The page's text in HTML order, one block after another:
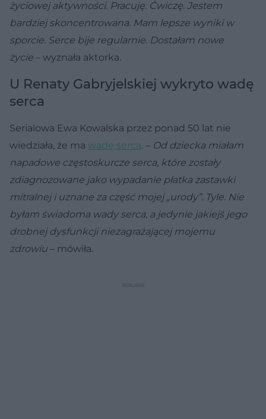
życiowej aktywności. Pracuję. Ćwiczę. Jestem
bardziej skoncentrowana. Mam lepsze wyniki w
sporcie. Serce bije regularnie. Dostałam nowe
życie – wyznała aktorka.
U Renaty Gabryjelskiej wykryto wadę
serca
Serialowa Ewa Kowalska przez ponad 50 lat nie
wiedziała, że ma wadę serca. – Od dziecka miałam
napadowe częstoskurcze serca, które zostały
zdiagnozowane jako wypadanie płatka zastawki
mitralnej i uznane za część mojej „urody”. Tyle. Nie
byłam świadoma wady serca, a jedynie jakiejś jego
drobnej dysfunkcji niezagrażającej mojemu
zdrowiu – mówiła.